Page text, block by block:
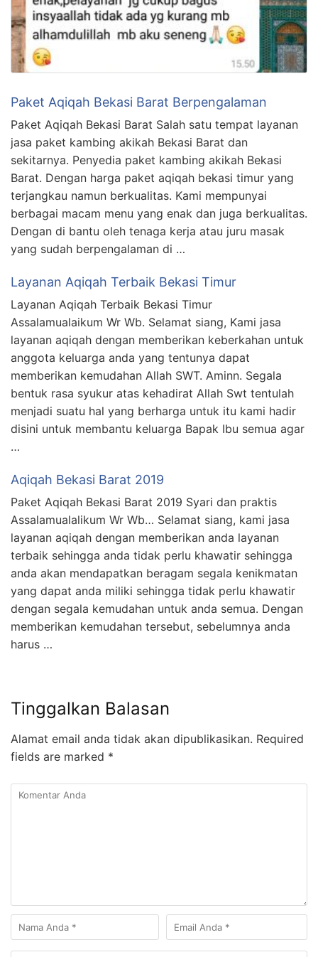
Paket Aqiqah Bekasi Barat Berpengalaman
Paket Aqiqah Bekasi Barat Salah satu tempat layanan
jasa paket kambing akikah Bekasi Barat dan
sekitarnya. Penyedia paket kambing akikah Bekasi
Barat. Dengan harga paket aqiqah bekasi timur yang
terjangkau namun berkualitas. Kami mempunyai
berbagai macam menu yang enak dan juga berkualitas.
Dengan di bantu oleh tenaga kerja atau juru masak
yang sudah berpengalaman di …
Layanan Aqiqah Terbaik Bekasi Timur
Layanan Aqiqah Terbaik Bekasi Timur
Assalamualaikum Wr Wb. Selamat siang, Kami jasa
layanan aqiqah dengan memberikan keberkahan untuk
anggota keluarga anda yang tentunya dapat
memberikan kemudahan Allah SWT. Aminn. Segala
bentuk rasa syukur atas kehadirat Allah Swt tentulah
menjadi suatu hal yang berharga untuk itu kami hadir
disini untuk membantu keluarga Bapak Ibu semua agar
…
Aqiqah Bekasi Barat 2019
Paket Aqiqah Bekasi Barat 2019 Syari dan praktis
Assalamualalikum Wr Wb… Selamat siang, kami jasa
layanan aqiqah dengan memberikan anda layanan
terbaik sehingga anda tidak perlu khawatir sehingga
anda akan mendapatkan beragam segala kenikmatan
yang dapat anda miliki sehingga tidak perlu khawatir
dengan segala kemudahan untuk anda semua. Dengan
memberikan kemudahan tersebut, sebelumnya anda
harus …
Tinggalkan Balasan
Alamat email anda tidak akan dipublikasikan. Required
fields are marked *